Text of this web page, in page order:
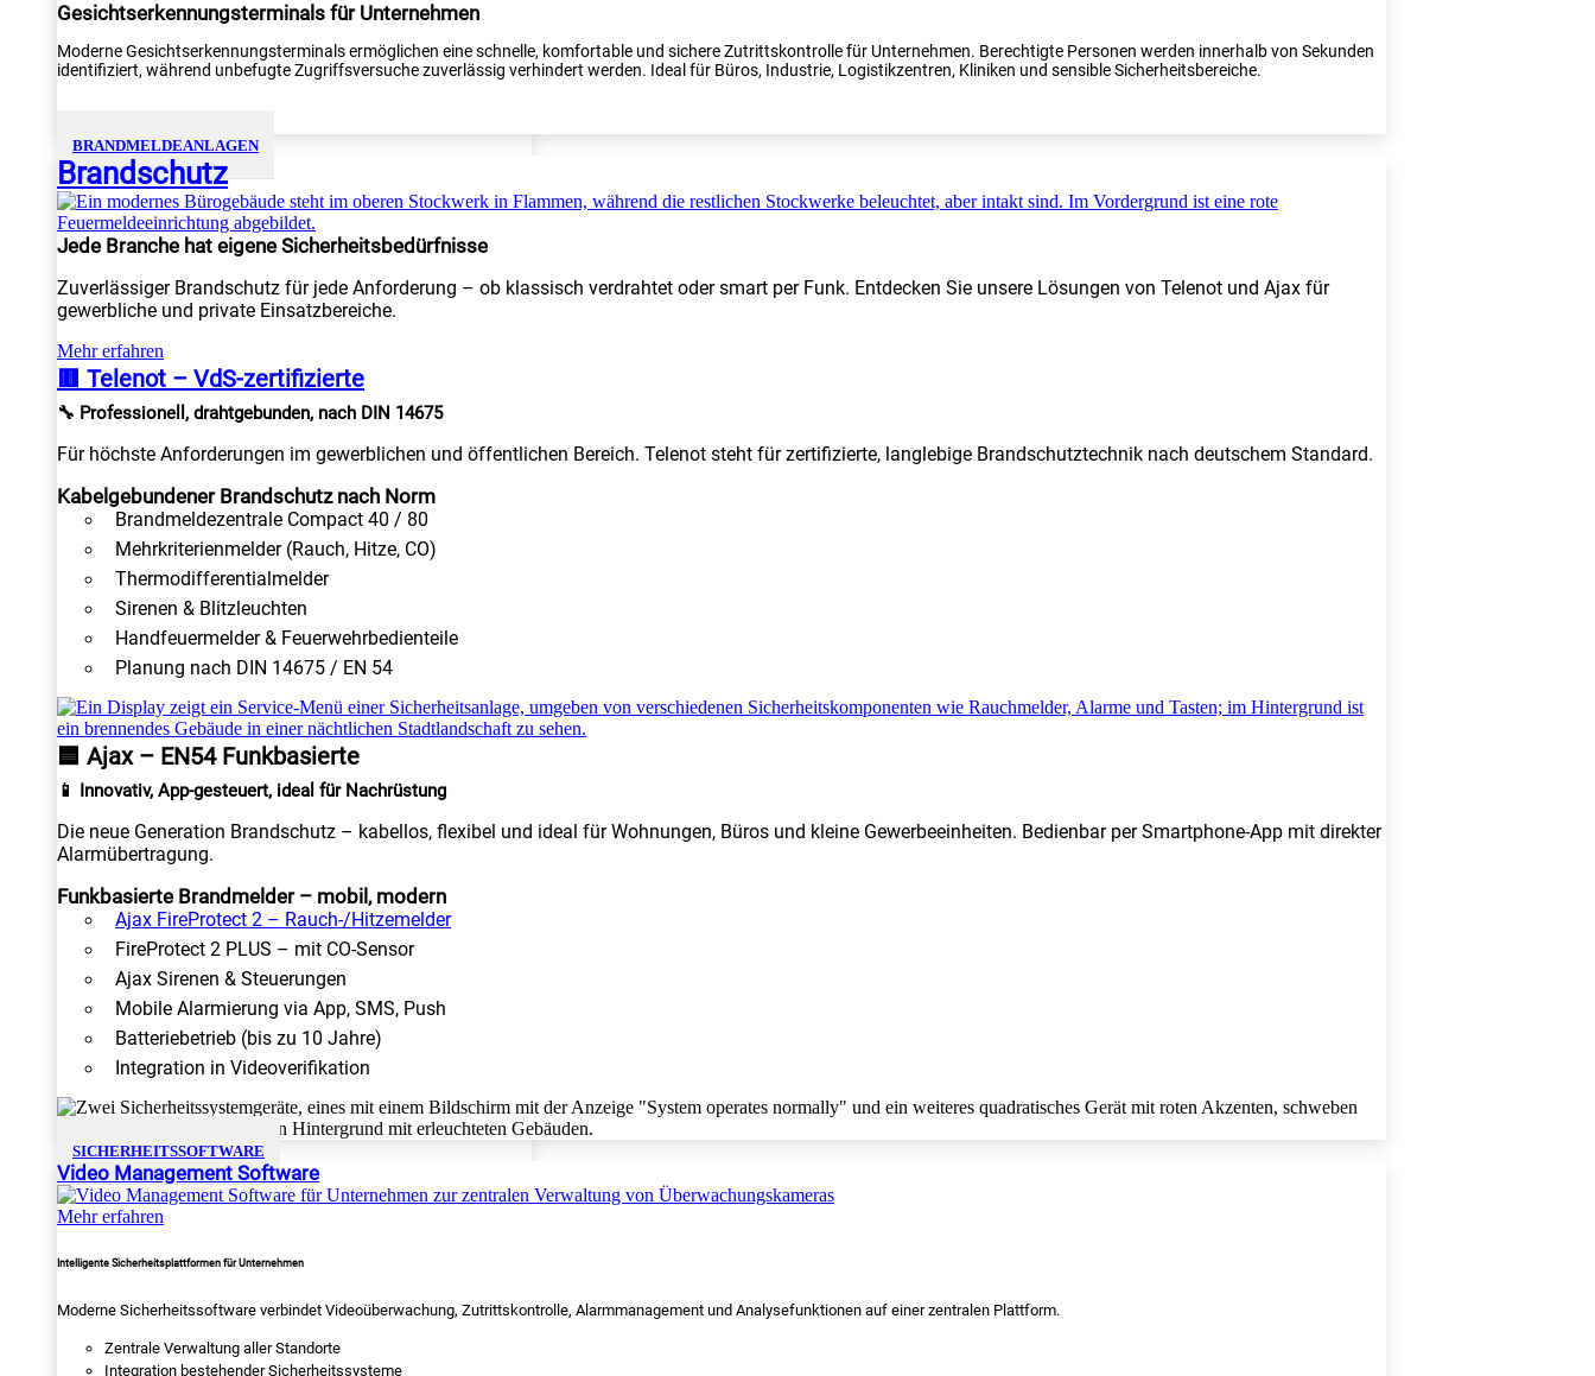
Gesichtserkennungsterminals für Unternehmen
Moderne Gesichtserkennungsterminals ermöglichen eine schnelle, komfortable und sichere Zutrittskontrolle für Unternehmen. Berechtigte Personen werden innerhalb von Sekunden
identifiziert, während unbefugte Zugriffsversuche zuverlässig verhindert werden. Ideal für Büros, Industrie, Logistikzentren, Kliniken und sensible Sicherheitsbereiche.
BRANDMELDEANLAGEN
Brandschutz
Jede Branche hat eigene Sicherheitsbedürfnisse
Zuverlässiger Brandschutz für jede Anforderung – ob klassisch verdrahtet oder smart per Funk. Entdecken Sie unsere Lösungen von Telenot und Ajax für
gewerbliche und private Einsatzbereiche.
Mehr erfahren
🟥 Telenot – VdS-zertifizierte
🔧 Professionell, drahtgebunden, nach DIN 14675
Für höchste Anforderungen im gewerblichen und öffentlichen Bereich. Telenot steht für zertifizierte, langlebige Brandschutztechnik nach deutschem Standard.
Kabelgebundener Brandschutz nach Norm
Brandmeldezentrale Compact 40 / 80
Mehrkriterienmelder (Rauch, Hitze, CO)
Thermodifferentialmelder
Sirenen & Blitzleuchten
Handfeuermelder & Feuerwehrbedienteile
Planung nach DIN 14675 / EN 54
🟦 Ajax – EN54 Funkbasierte
📱 Innovativ, App-gesteuert, ideal für Nachrüstung
Die neue Generation Brandschutz – kabellos, flexibel und ideal für Wohnungen, Büros und kleine Gewerbeeinheiten. Bedienbar per Smartphone-App mit direkter
Alarmübertragung.
Funkbasierte Brandmelder – mobil, modern
Ajax FireProtect 2 – Rauch-/Hitzemelder
FireProtect 2 PLUS – mit CO-Sensor
Ajax Sirenen & Steuerungen
Mobile Alarmierung via App, SMS, Push
Batteriebetrieb (bis zu 10 Jahre)
Integration in Videoverifikation
SICHERHEITSSOFTWARE
Video Management Software
Mehr erfahren
Intelligente Sicherheitsplattformen für Unternehmen
Moderne Sicherheitssoftware verbindet Videoüberwachung, Zutrittskontrolle, Alarmmanagement und Analysefunktionen auf einer zentralen Plattform.
Zentrale Verwaltung aller Standorte
Integration bestehender Sicherheitssysteme